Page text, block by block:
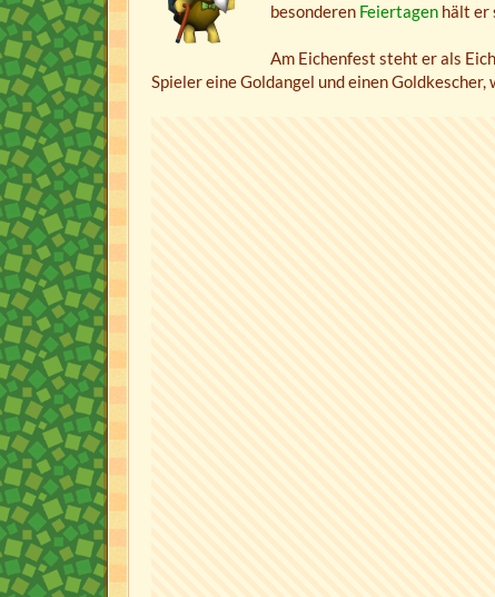
besonderen Feiertagenhält er
Am Eichenfest steht er als
Spieler eine Goldangel und einen